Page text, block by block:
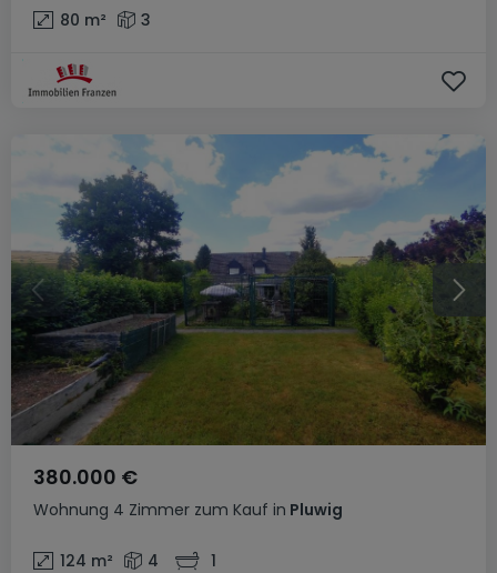
80 m² 3
Wohnung 4 Zimmer zum Kauf in Pluwig
380.000 €
124 m² 4 1